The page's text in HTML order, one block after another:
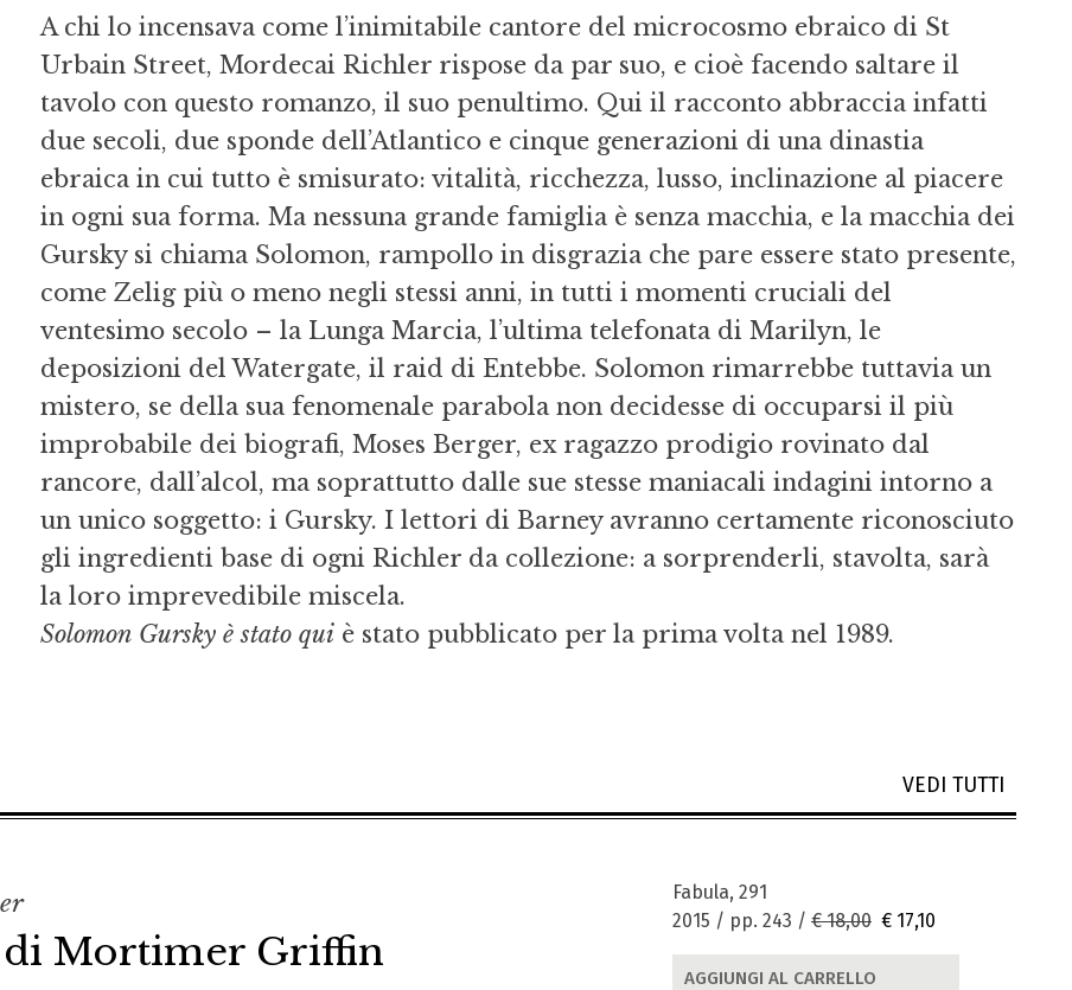
A chi lo incensava come l’inimitabile cantore del microcosmo ebraico di St
Urbain Street, Mordecai Richler rispose da par suo, e cioè facendo saltare il
tavolo con questo romanzo, il suo penultimo. Qui il racconto abbraccia infatti
due secoli, due sponde dell’Atlantico e cinque generazioni di una dinastia
ebraica in cui tutto è smisurato: vitalità, ricchezza, lusso, inclinazione al piacere
in ogni sua forma. Ma nessuna grande famiglia è senza macchia, e la macchia dei
Gursky si chiama Solomon, rampollo in disgrazia che pare essere stato presente,
come Zelig più o meno negli stessi anni, in tutti i momenti cruciali del
ventesimo secolo – la Lunga Marcia, l’ultima telefonata di Marilyn, le
deposizioni del Watergate, il raid di Entebbe. Solomon rimarrebbe tuttavia un
mistero, se della sua fenomenale parabola non decidesse di occuparsi il più
improbabile dei biografi, Moses Berger, ex ragazzo prodigio rovinato dal
rancore, dall’alcol, ma soprattutto dalle sue stesse maniacali indagini intorno a
un unico soggetto: i Gursky. I lettori di Barney avranno certamente riconosciuto
gli ingredienti base di ogni Richler da collezione: a sorprenderli, stavolta, sarà
la loro imprevedibile miscela.
Solomon Gursky è stato quiè stato pubblicato per la prima volta nel 1989.
VEDI TUTTI
di Mortimer Griffin
Fabula, 291
2015 / pp. 243 / € 18,00 € 17,10
AGGIUNGI AL CARRELLO